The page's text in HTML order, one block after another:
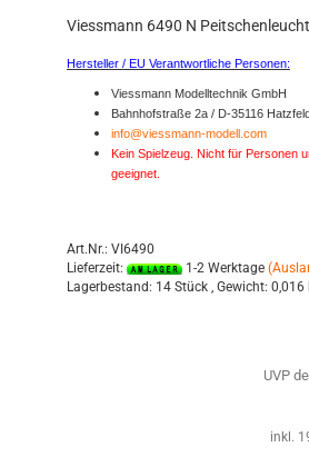
Viessmann 6490 N
Hersteller / EU Verantwortliche Personen:
Viessmann Modelltechnik GmbH
Bahnhofstraße 2a / D-35116
info@viessmann-modell.com
Kein Spielzeug. Nicht für Personen
geeignet.
Art.Nr.: VI6490
Lieferzeit:
1-2 Werktage
Lagerbestand: 14 Stück , Gewicht: 0,016
UVP
inkl.